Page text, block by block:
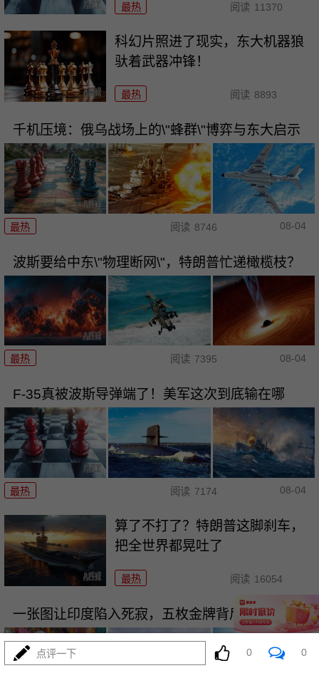
最热 阅读 11370
科幻片照进了现实，东大机器狼
驮着武器冲锋！
最热 阅读 8893
千机压境：俄乌战场上的\"蜂群\"博弈与东大启示
最热 阅读 8746 08-04
波斯要给中东\"物理断网\"，特朗普忙递橄榄枝？
最热 阅读 7395 08-04
F-35真被波斯导弹端了！美军这次到底输在哪
最热 阅读 7174 08-04
算了不打了？特朗普这脚刹车，
把全世界都晃吐了
最热 阅读 16054
一张图让印度陷入死寂，五枚金牌背后的终极真相
点评一下 0 0